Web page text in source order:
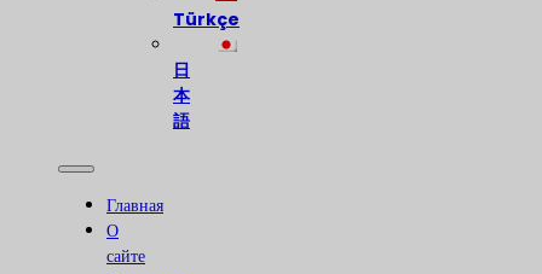
Türkçe
日
本
語
Главная
О
сайте